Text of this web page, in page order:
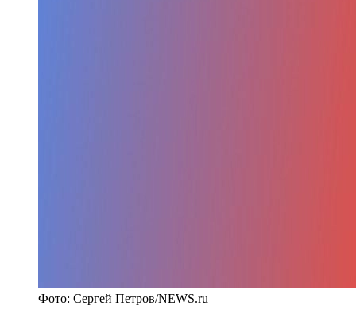
Фото: Сергей Петров/NEWS.ru